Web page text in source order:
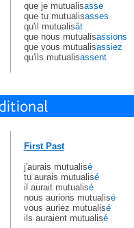
que je mutualisasse
que tu mutualisasses
qu'il mutualisât
que nous mutualisassions
que vous mutualisassiez
qu'ils mutualisassent
First Past
j'aurais mutualisé
tu aurais mutualisé
il aurait mutualisé
nous aurions mutualisé
vous auriez mutualisé
ils auraient mutualisé